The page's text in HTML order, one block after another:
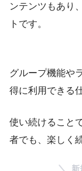
ンテンツもあり
トです。
グループ機能や
得に利用できる
使い続けること
者でも、楽しく
新